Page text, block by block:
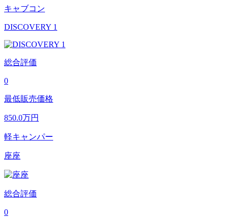
キャブコン
DISCOVERY 1
総合評価
0
最低販売価格
850.0万円
軽キャンパー
座座
総合評価
0